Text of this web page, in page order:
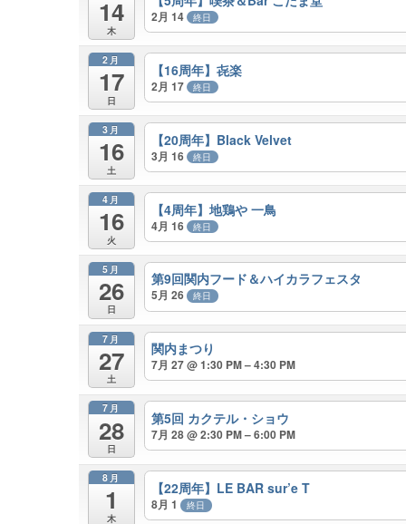
14
木
2月 14 終日
2月
17
日
【16周年】㐂楽
2月 17 終日
3月
16
土
【20周年】Black Velvet
3月 16 終日
4月
16
火
【4周年】地鶏や 一鳥
4月 16 終日
5月
26
日
第9回関内フード＆ハイカラフェスタ
5月 26 終日
7月
27
土
関内まつり
7月 27 @ 1:30 PM – 4:30 PM
7月
28
日
第5回 カクテル・ショウ
7月 28 @ 2:30 PM – 6:00 PM
8月
1
木
【22周年】LE BAR sur’e T
8月 1 終日